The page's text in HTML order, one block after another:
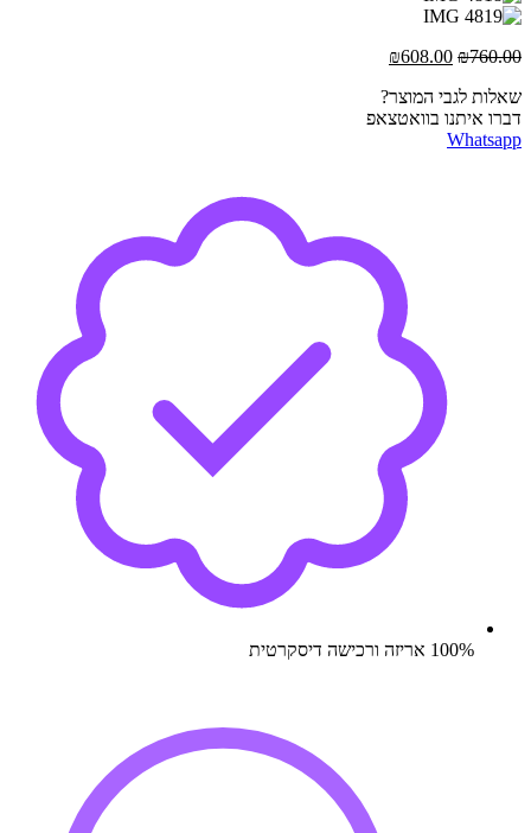
₪760.00
המחיר
היה:
₪760.00.
₪608.00
הוא:
₪608.00.
שאלות לגבי המוצר?
דברו איתנו בוואטצאפ
Whatsapp
100% אריזה ורכישה דיסקרטית